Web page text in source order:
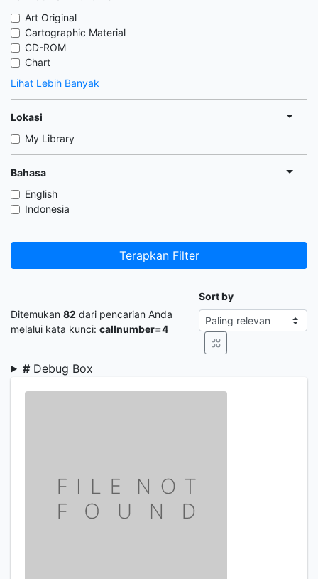
Art Original
Cartographic Material
CD-ROM
Chart
Lihat Lebih Banyak
Lokasi
My Library
Bahasa
English
Indonesia
Terapkan Filter
Ditemukan 82 dari pencarian Anda
melalui kata kunci: callnumber=4
Sort by
# Debug Box